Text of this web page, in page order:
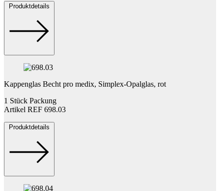
Produktdetails
Kappenglas Becht pro medix, Simplex-Opalglas, rot
1 Stück Packung
Artikel REF 698.03
Produktdetails